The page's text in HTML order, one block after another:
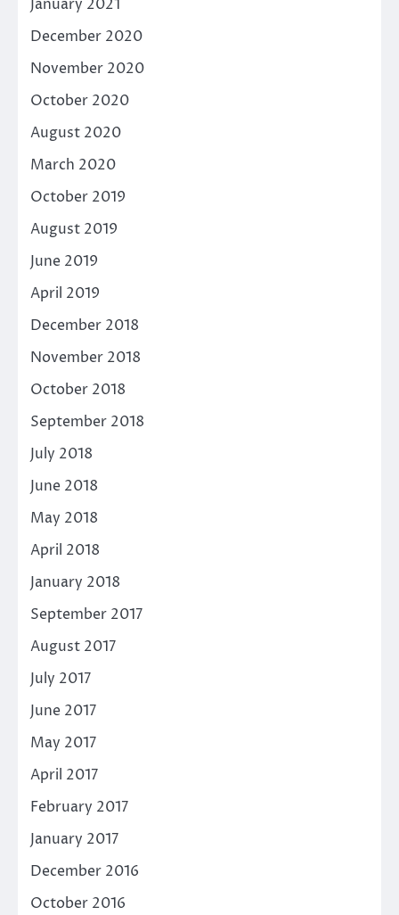
January 2021
December 2020
November 2020
October 2020
August 2020
March 2020
October 2019
August 2019
June 2019
April 2019
December 2018
November 2018
October 2018
September 2018
July 2018
June 2018
May 2018
April 2018
January 2018
September 2017
August 2017
July 2017
June 2017
May 2017
April 2017
February 2017
January 2017
December 2016
October 2016